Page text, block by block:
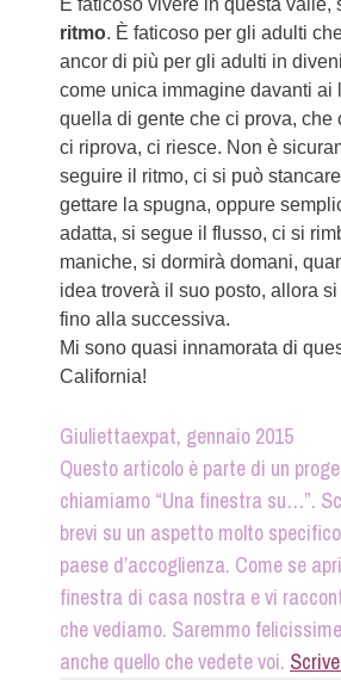
ritmo. È faticoso per gli adulti
ancor di più per gli adulti in
come unica immagine davanti ai
quella di gente che ci prova, che
ci riprova, ci riesce. Non è
seguire il ritmo, ci si può
gettare la spugna, oppure
adatta, si segue il flusso, ci si
maniche, si dormirà domani,
idea troverà il suo posto, allora
fino alla successiva.
Mi sono quasi innamorata di
California!
Giuliettaexpat, gennaio 2015
Questo articolo è parte di un
chiamiamo “Una finestra su…”.
brevi su un aspetto molto
paese d’accoglienza. Come se
finestra di casa nostra e vi
che vediamo. Saremmo
anche quello che vedete voi.